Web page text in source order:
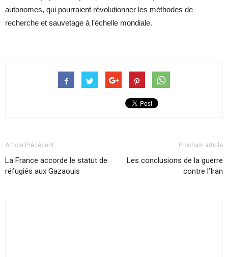
autonomes, qui pourraient révolutionner les méthodes de
recherche et sauvetage à l’échelle mondiale.
Article Précédent
La France accorde le statut de
réfugiés aux Gazaouis
Prochain article
Les conclusions de la guerre
contre l’Iran